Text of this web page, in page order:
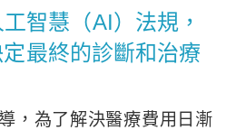
智慧（AI）法規，
最終的診斷和治療
，為了解決醫療費用日漸